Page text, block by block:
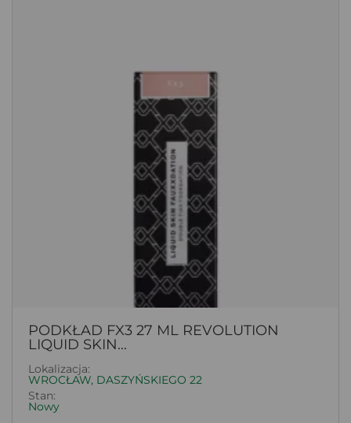
PODKŁAD FX3 27 ML REVOLUTION
LIQUID SKIN...
Lokalizacja:
WROCŁAW, DASZYŃSKIEGO 22
Stan:
Nowy